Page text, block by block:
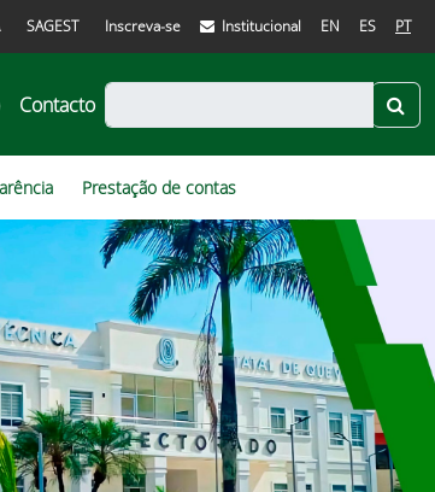
SAGEST Inscreva-se Institucional EN ES PT
Contacto
Prestação de contas